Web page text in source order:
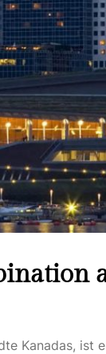
für Ottawa:
zur Landung –
du die
USA mühelos
von Belgrad
Kanadas, ist